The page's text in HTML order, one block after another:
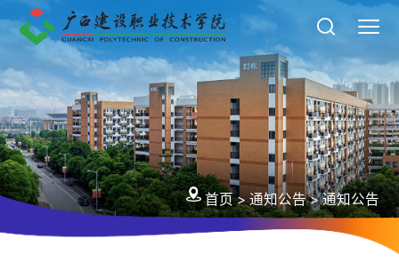
首页>通知公告>通知公告